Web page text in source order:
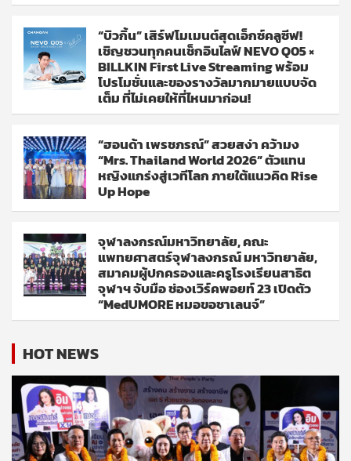
“บิวกิ้น” เสิร์ฟโมเมนต์สุดเอ็กซ์คลูซีฟ!
เชิญชวนทุกคนเช็กอินไลฟ์ NEVO Q05 ×
BILLKIN First Live Streaming พร้อม
โปรโมชั่นและของรางวัลมากมายแบบจัด
เต็ม ที่ไม่เคยให้ที่ไหนมาก่อน!
“ฮอนด้า เพรชภรณ์” สวยสง่า คว้ามง
“Mrs. Thailand World 2026” ตัวแทน
หญิงแกร่งสู่เวทีโลก ภายใต้แนวคิด Rise
Up Hope
จุฬาลงกรณ์มหาวิทยาลัย, คณะ
แพทยศาสตร์จุฬาลงกรณ์ มหาวิทยาลัย,
สมาคมผู้ปกครองและครูโรงเรียนสาธิต
จุฬาฯ จับมือ ช่องเวิร์คพอยท์ 23 เปิดตัว
“MedUMORE หมอขอชาเลนจ์”
HOT NEWS